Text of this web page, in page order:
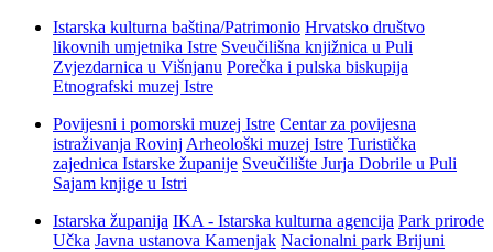
Istarska kulturna baština/Patrimonio Hrvatsko društvo
likovnih umjetnika Istre Sveučilišna knjižnica u Puli
Zvjezdarnica u Višnjanu Porečka i pulska biskupija
Etnografski muzej Istre
Povijesni i pomorski muzej Istre Centar za povijesna
istraživanja Rovinj Arheološki muzej Istre Turistička
zajednica Istarske županije Sveučilište Jurja Dobrile u Puli
Sajam knjige u Istri
Istarska županija IKA - Istarska kulturna agencija Park prirode
Učka Javna ustanova Kamenjak Nacionalni park Brijuni